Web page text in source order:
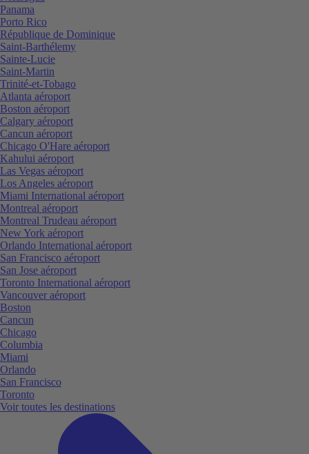
Panama
Porto Rico
République de Dominique
Saint-Barthélemy
Sainte-Lucie
Saint-Martin
Trinité-et-Tobago
Atlanta aéroport
Boston aéroport
Calgary aéroport
Cancun aéroport
Chicago O'Hare aéroport
Kahului aéroport
Las Vegas aéroport
Los Angeles aéroport
Miami International aéroport
Montreal aéroport
Montreal Trudeau aéroport
New York aéroport
Orlando International aéroport
San Francisco aéroport
San Jose aéroport
Toronto International aéroport
Vancouver aéroport
Boston
Cancun
Chicago
Columbia
Miami
Orlando
San Francisco
Toronto
Voir toutes les destinations